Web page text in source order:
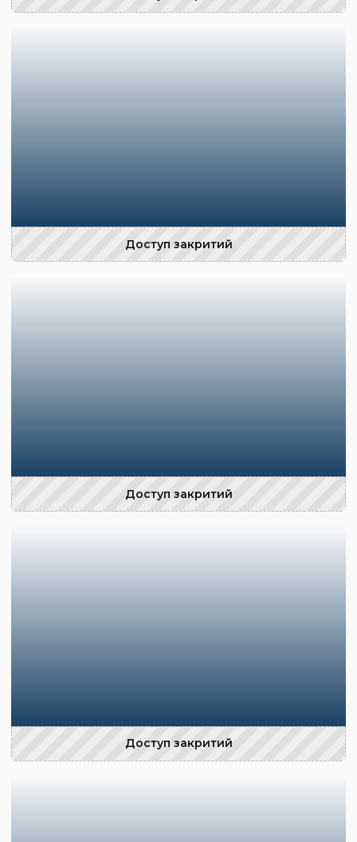
Доступ закритий
Доступ закритий
Доступ закритий